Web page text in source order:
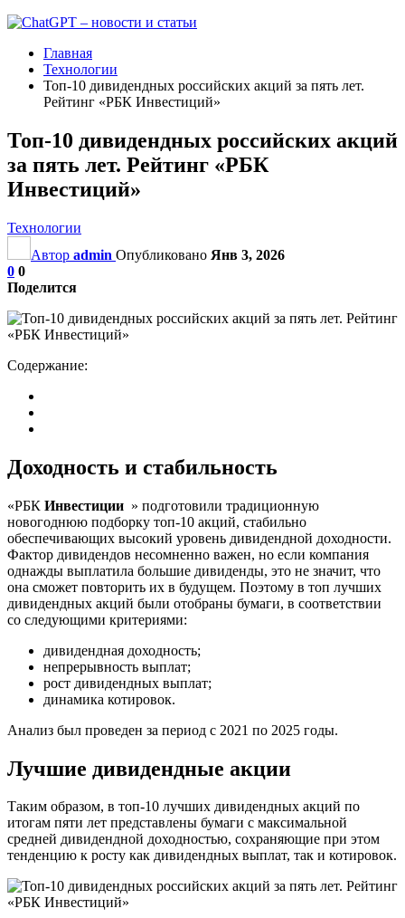
Главная
Технологии
Топ-10 дивидендных российских акций за пять лет.
Рейтинг «РБК Инвестиций»
Топ-10 дивидендных российских акций
за пять лет. Рейтинг «РБК
Инвестиций»
Технологии
Автор admin Опубликовано Янв 3, 2026
0 0
Поделится
Содержание:
Доходность и стабильность
«РБК Инвестиции » подготовили традиционную
новогоднюю подборку топ-10 акций, стабильно
обеспечивающих высокий уровень дивидендной доходности.
Фактор дивидендов несомненно важен, но если компания
однажды выплатила большие дивиденды, это не значит, что
она сможет повторить их в будущем. Поэтому в топ лучших
дивидендных акций были отобраны бумаги, в соответствии
со следующими критериями:
дивидендная доходность;
непрерывность выплат;
рост дивидендных выплат;
динамика котировок.
Анализ был проведен за период с 2021 по 2025 годы.
Лучшие дивидендные акции
Таким образом, в топ-10 лучших дивидендных акций по
итогам пяти лет представлены бумаги с максимальной
средней дивидендной доходностью, сохраняющие при этом
тенденцию к росту как дивидендных выплат, так и котировок.